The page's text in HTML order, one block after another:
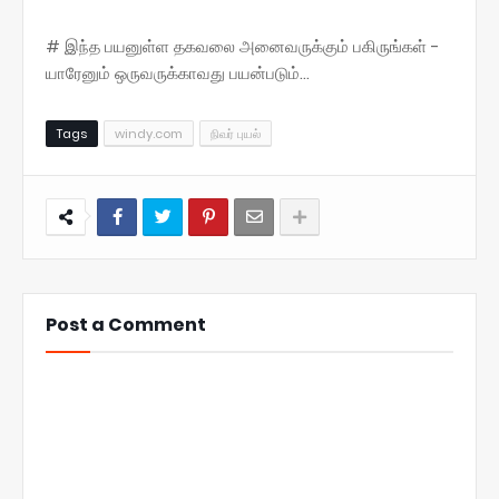
# இந்த பயனுள்ள தகவலை அனைவருக்கும் பகிருங்கள் -
யாரேனும் ஒருவருக்காவது பயன்படும்...
Tags windy.com நிவர் புயல்
Post a Comment